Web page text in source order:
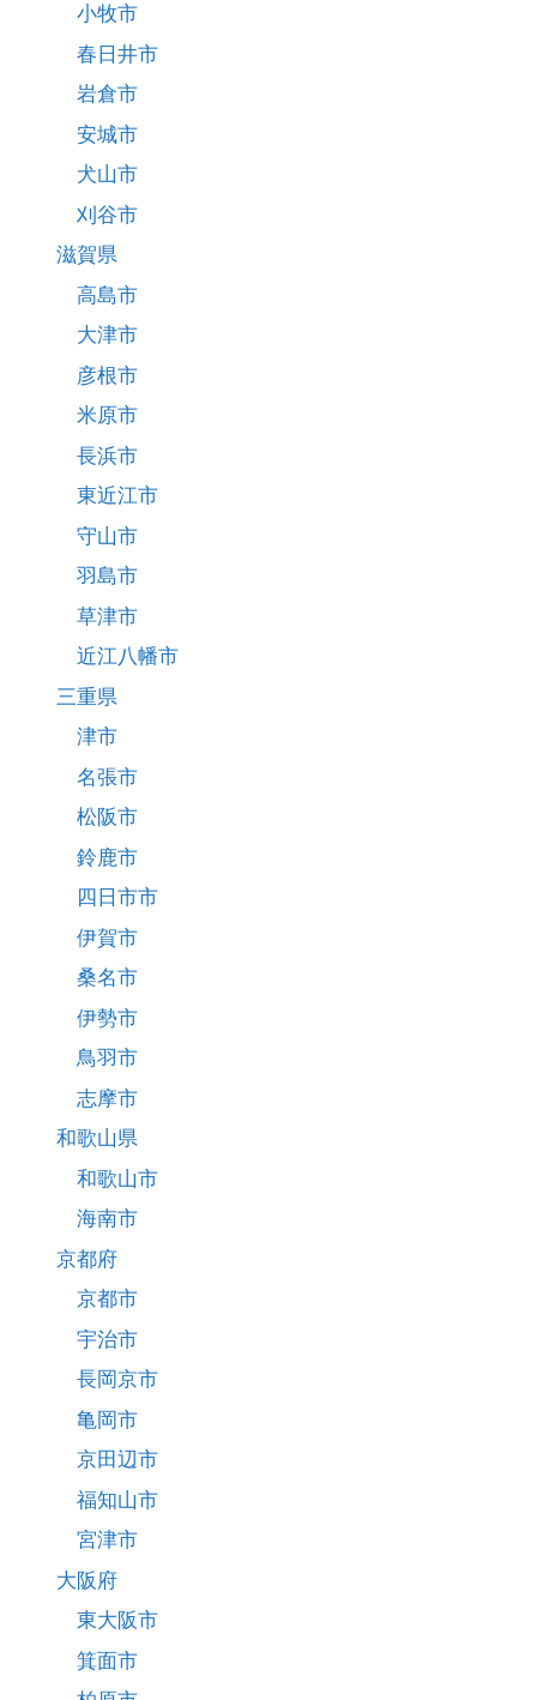
小牧市
春日井市
岩倉市
安城市
犬山市
刈谷市
滋賀県
高島市
大津市
彦根市
米原市
長浜市
東近江市
守山市
羽島市
草津市
近江八幡市
三重県
津市
名張市
松阪市
鈴鹿市
四日市市
伊賀市
桑名市
伊勢市
鳥羽市
志摩市
和歌山県
和歌山市
海南市
京都府
京都市
宇治市
長岡京市
亀岡市
京田辺市
福知山市
宮津市
大阪府
東大阪市
箕面市